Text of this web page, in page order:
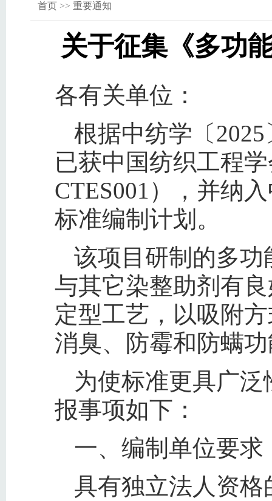
首页 >> 重要通知
关于征集《多功
各有关单位：
根据中纺学〔
已获中国纺织工程
CTES001），并纳
标准编制计划。
该项目研制的多
与其它染整助剂有
定型工艺，以吸附
消臭、防霉和防螨
为使标准更具广
报事项如下：
一、编制单位要求
具有独立法人资